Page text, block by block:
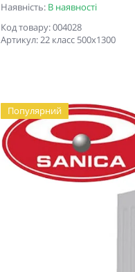
Наявність: В наявності
Код товару: 004028
Артикул: 22 класс 500x1300
Популярний